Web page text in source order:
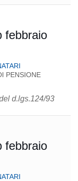
febbraio
PENSIONE
d.lgs.124/93
febbraio